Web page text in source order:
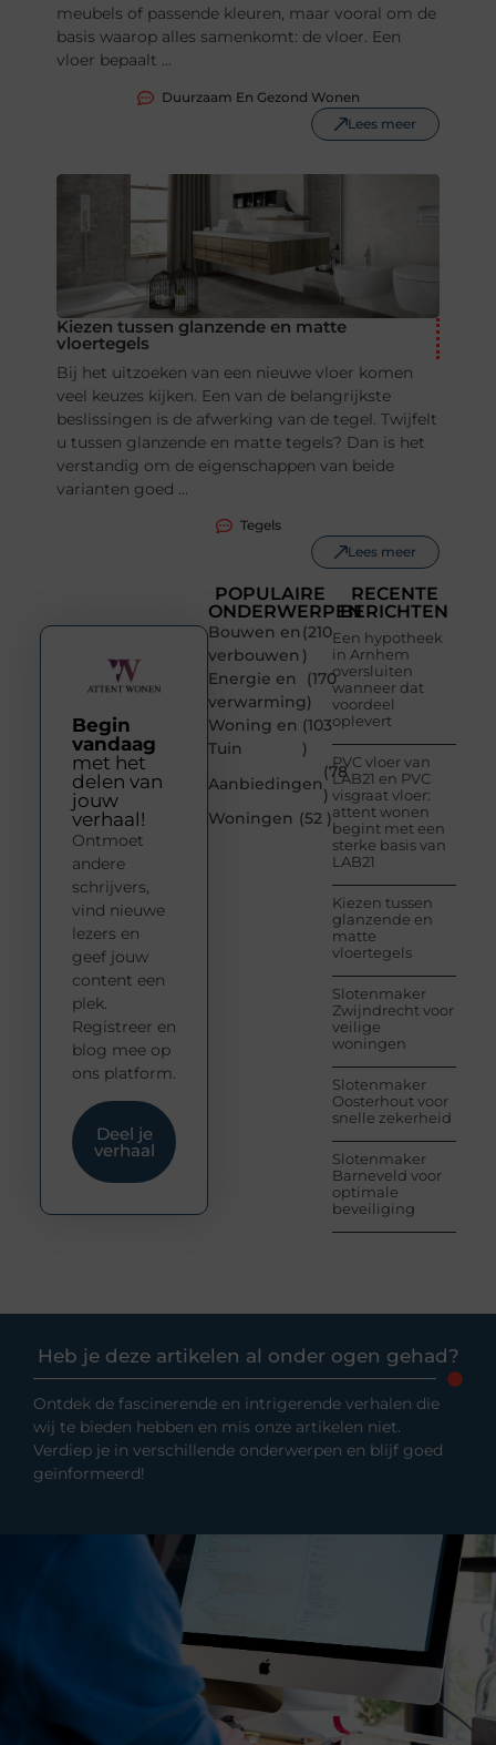
meubels of passende kleuren, maar vooral om de
basis waarop alles samenkomt: de vloer. Een
vloer bepaalt ...
Duurzaam En Gezond Wonen
Lees meer
Kiezen tussen glanzende en matte
vloertegels
Bij het uitzoeken van een nieuwe vloer komen
veel keuzes kijken. Een van de belangrijkste
beslissingen is de afwerking van de tegel. Twijfelt
u tussen glanzende en matte tegels? Dan is het
verstandig om de eigenschappen van beide
varianten goed ...
Tegels
Lees meer
POPULAIRE
ONDERWERPEN
Bouwen en
verbouwen
(210
)
Energie en
verwarming
(170
)
Woning en
Tuin
(103
)
Aanbiedingen
(78
)
Woningen (52 )
RECENTE
BERICHTEN
Een hypotheek
in Arnhem
oversluiten
wanneer dat
voordeel
oplevert
PVC vloer van
LAB21 en PVC
visgraat vloer:
attent wonen
begint met een
sterke basis van
LAB21
Kiezen tussen
glanzende en
matte
vloertegels
Slotenmaker
Zwijndrecht voor
veilige
woningen
Slotenmaker
Oosterhout voor
snelle zekerheid
Slotenmaker
Barneveld voor
optimale
beveiliging
Begin
vandaag
met het
delen van
jouw
verhaal!
Ontmoet
andere
schrijvers,
vind nieuwe
lezers en
geef jouw
content een
plek.
Registreer en
blog mee op
ons platform.
Deel je
verhaal
Heb je deze artikelen al onder ogen gehad?
Ontdek de fascinerende en intrigerende verhalen die
wij te bieden hebben en mis onze artikelen niet.
Verdiep je in verschillende onderwerpen en blijf goed
geïnformeerd!